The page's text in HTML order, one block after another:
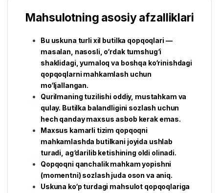
Mahsulotning asosiy afzalliklari
Bu uskuna turli xil butilka qopqoqlari —
masalan, nasosli, o‘rdak tumshug‘i
shaklidagi, yumaloq va boshqa ko‘rinishdagi
qopqoqlarni mahkamlash uchun
mo‘ljallangan.
Qurilmaning tuzilishi oddiy, mustahkam va
qulay. Butilka balandligini sozlash uchun
hech qanday maxsus asbob kerak emas.
Maxsus kamarli tizim qopqoqni
mahkamlashda butilkani joyida ushlab
turadi, ag‘darilib ketishining oldi olinadi.
Qopqoqni qanchalik mahkam yopishni
(momentni) sozlash juda oson va aniq.
Uskuna ko‘p turdagi mahsulot qopqoqlariga